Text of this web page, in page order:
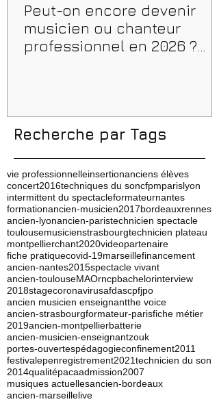
Peut-on encore devenir
musicien ou chanteur
professionnel en 2026 ?
Recherche par Tags
vie professionnelleinsertionanciens élèves
concert2016techniques du soncfpmparislyon
intermittent du spectacleformateurnantes
formationancien-musicien2017bordeauxrennes
ancien-lyonancien-paristechnicien spectacle
toulousemusicienstrasbourgtechnicien plateau
montpellierchant2020videopartenaire
fiche pratiquecovid-19marseillefinancement
ancien-nantes2015spectacle vivant
ancien-toulouseMAOrncpbachelorinterview
2018stagecoronavirusafdascpfjpo
ancien musicien enseignantthe voice
ancien-strasbourgformateur-parisfiche métier
2019ancien-montpellierbatterie
ancien-musicien-enseignantzouk
portes-ouvertespédagogieconfinement2011
festivalepenregistrement2021technicien du son
2014qualitépacaadmission2007
musiques actuellesancien-bordeaux
ancien-marseillelive